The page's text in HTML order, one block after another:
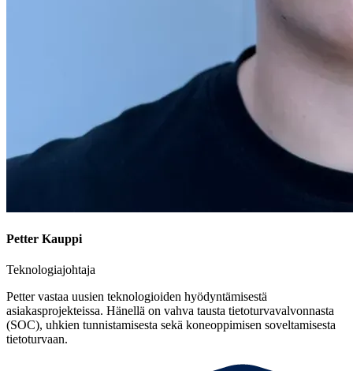
Petter Kauppi
Teknologiajohtaja
Petter vastaa uusien teknologioiden hyödyntämisestä
asiakasprojekteissa. Hänellä on vahva tausta tietoturvavalvonnasta
(SOC), uhkien tunnistamisesta sekä koneoppimisen soveltamisesta
tietoturvaan.